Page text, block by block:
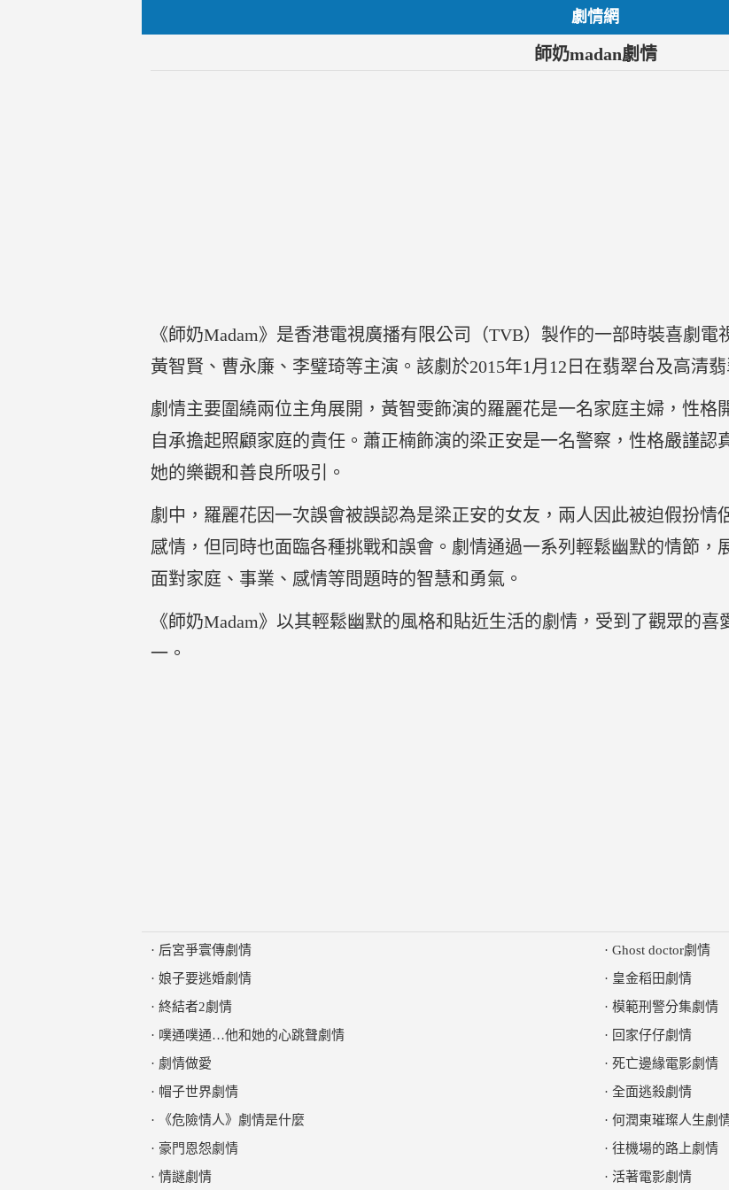
劇情網
師奶madan劇情
《師奶Madam》是香港電視廣播有限公司（TVB）製作的一部時裝喜劇
黃智賢、曹永廉、李璧琦等主演。該劇於2015年1月12日在翡翠台及高清翡
劇情主要圍繞兩位主角展開，黃智雯飾演的羅麗花是一名家庭主婦，性格
自承擔起照顧家庭的責任。蕭正楠飾演的梁正安是一名警察，性格嚴謹
她的樂觀和善良所吸引。
劇中，羅麗花因一次誤會被誤認為是梁正安的女友，兩人因此被迫假扮情
感情，但同時也面臨各種挑戰和誤會。劇情通過一系列輕鬆幽默的情節，
面對家庭、事業、感情等問題時的智慧和勇氣。
《師奶Madam》以其輕鬆幽默的風格和貼近生活的劇情，受到了觀眾的
一。
· 后宮爭寰傳劇情
· 娘子要逃婚劇情
· 終結者2劇情
· 噗通噗通…他和她的心跳聲劇情
· 劇情做愛
· 帽子世界劇情
·
《危險情人》劇情是什麼
· 豪門恩怨劇情
· 情謎劇情
· Ghost doctor劇情
· 皇金稻田劇情
· 模範刑警分集劇情
· 回家仔仔劇情
· 死亡邊緣電影劇情
· 全面逃殺劇情
· 何潤東璀璨人生劇
· 往機場的路上劇情
· 活著電影劇情